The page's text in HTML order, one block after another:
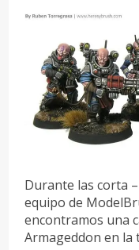
Durante las corta
equipo de
encontramos una
Armageddon en la